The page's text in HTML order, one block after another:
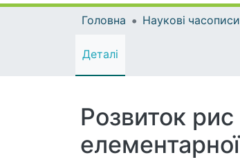
Головна
Деталі
Розвиток рис